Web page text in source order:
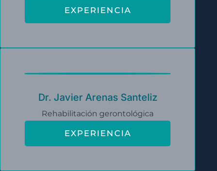
EXPERIENCIA
Dr. Javier Arenas Santeliz
Rehabilitación gerontológica
EXPERIENCIA